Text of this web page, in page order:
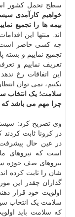
سطح تحمل کشور
خواهیم کارآمدی
بیمه ها را تجمیع
اند. منتها این
چه کسی حاضر است
تجمیع نماییم و
تعریف نماییم و
این اتفاقات رخ
نکنیم، نمی توان
سلامت؛ یک انتخاب
چرا مهم می باشد
وی تصریح کرد:
در کرونا ثابت
در عین حال
است که نیروهای ما
نیروهای صف حوزه
شان را ثابت کرده
گذاران چقدر این
اولویت خود قرار
سلامت یک انتخاب
که سلامت باید